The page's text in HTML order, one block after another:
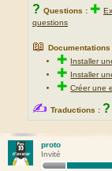
? Questions : ✚
questions
📖 Documentations
✚ Installer
✚ Installer
✚Créer une
✍ Traductions : ?
proto
Invité